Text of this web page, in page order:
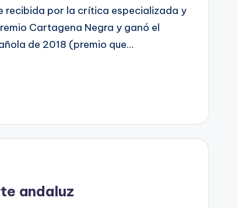
recibida por la crítica especializada y
Cartagena Negra y ganó el
de 2018 (premio que…
andaluz